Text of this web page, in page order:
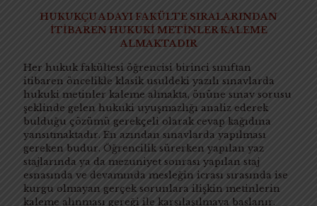
HUKUKÇU ADAYI FAKÜLTE SIRALARINDAN
İTİBAREN HUKUKİ METİNLER KALEME
ALMAKTADIR
Her hukuk fakültesi öğrencisi birinci sınıftan
itibaren öncelikle klasik usuldeki yazılı sınavlarda
hukuki metinler kaleme almakta, önüne sınav sorusu
şeklinde gelen hukuki uyuşmazlığı analiz ederek
bulduğu çözümü gerekçeli olarak cevap kağıdına
yansıtmaktadır. En azından sınavlarda yapılması
gereken budur. Öğrencilik sürerken yapılan yaz
stajlarında ya da mezuniyet sonrası yapılan staj
esnasında ve devamında mesleğin icrası sırasında ise
kurgu olmayan gerçek sorunlara ilişkin metinlerin
kaleme alınması gereği ile karşılaşılmaya başlanır.